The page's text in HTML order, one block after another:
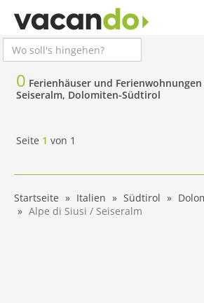
0 Ferienhäuser und Ferienwohnungen
Seiseralm, Dolomiten-Südtirol
Seite 1 von 1
Startseite Italien Südtirol
Alpe di Siusi / Seiseralm